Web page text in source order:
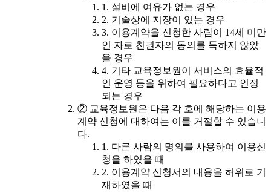
1. 설비에 여유가 없는 경우
2. 기술상에 지장이 있는 경우
3. 이용계약을 신청한 사람이 14세 미만
인 자로 친권자의 동의를 득하지 않았
을 경우
4. 기타 교육정보원이 서비스의 효율적
인 운영 등을 위하여 필요하다고 인정
되는 경우
② 교육정보원은 다음 각 호에 해당하는 이용
계약 신청에 대하여는 이를 거절할 수 있습니
다.
1. 다른 사람의 명의를 사용하여 이용신
청을 하였을 때
2. 이용계약 신청서의 내용을 허위로 기
재하였을 때